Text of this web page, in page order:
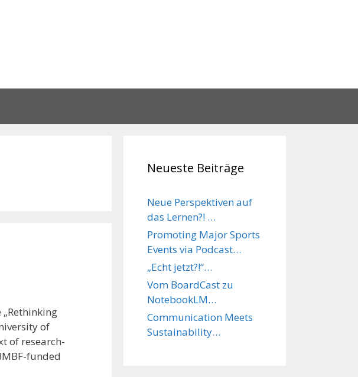
of
of research-
funded
Neueste Beiträge
Neue Perspektiven auf
das Lernen?! …
Promoting Major Sports
Events via Podcast…
„Echt jetzt?!“…
Vom BoardCast zu
NotebookLM…
Communication Meets
Sustainability…